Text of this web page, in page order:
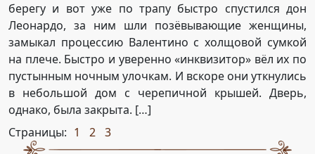
берегу и вот уже по трапу быстро спустился дон
Леонардо, за ним шли позёвывающие женщины,
замыкал процессию Валентино с холщовой сумкой
на плече. Быстро и уверенно «инквизитор» вёл их по
пустынным ночным улочкам. И вскоре они уткнулись
в небольшой дом с черепичной крышей. Дверь,
однако, была закрыта. […]
Страницы: 1 2 3